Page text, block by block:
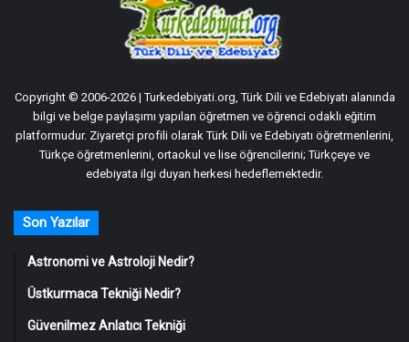
Copyright © 2006-2026 | Turkedebiyati.org, Türk Dili ve Edebiyatı alanında
bilgi ve belge paylaşımı yapılan öğretmen ve öğrenci odaklı eğitim
platformudur. Ziyaretçi profili olarak Türk Dili ve Edebiyatı öğretmenlerini,
Türkçe öğretmenlerini, ortaokul ve lise öğrencilerini; Türkçeye ve
edebiyata ilgi duyan herkesi hedeflemektedir.
Son Yazılar
Astronomi ve Astroloji Nedir?
Üstkurmaca Tekniği Nedir?
Güvenilmez Anlatıcı Tekniği